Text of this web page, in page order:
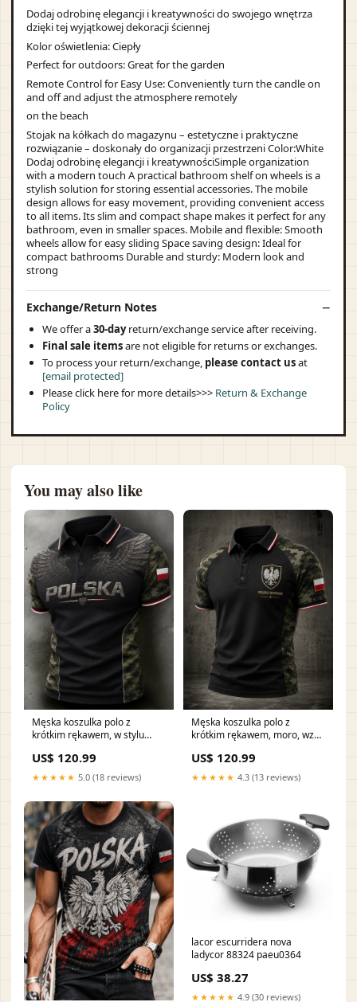
Dodaj odrobinę elegancji i kreatywności do swojego wnętrza
dzięki tej wyjątkowej dekoracji ściennej
Kolor oświetlenia: Ciepły
Perfect for outdoors: Great for the garden
Remote Control for Easy Use: Conveniently turn the candle on
and off and adjust the atmosphere remotely
on the beach
Stojak na kółkach do magazynu – estetyczne i praktyczne
rozwiązanie – doskonały do organizacji przestrzeni Color:White
Dodaj odrobinę elegancji i kreatywnościSimple organization
with a modern touch A practical bathroom shelf on wheels is a
stylish solution for storing essential accessories. The mobile
design allows for easy movement, providing convenient access
to all items. Its slim and compact shape makes it perfect for any
bathroom, even in smaller spaces. Mobile and flexible: Smooth
wheels allow for easy sliding Space saving design: Ideal for
compact bathrooms Durable and sturdy: Modern look and
strong
Exchange/Return Notes
We offer a30-dayreturn/exchange service after receiving.
Final sale itemsare not eligible for returns or exchanges.
To process your return/exchange, please contact usat
[email protected]
Please click here for more details>>> Return & Exchange
Policy
You may also like
Męska koszulka polo z
krótkim rękawem, w stylu
20250617-ICC
US$ 120.99
★★★★★ 5.0 (18 reviews)
Męska koszulka polo z
krótkim rękawem, moro, wzór
US$ 120.99
★★★★★ 4.3 (13 reviews)
lacor escurridera nova
ladycor 88324 paeu0364
US$ 38.27
★★★★★ 4.9 (30 reviews)